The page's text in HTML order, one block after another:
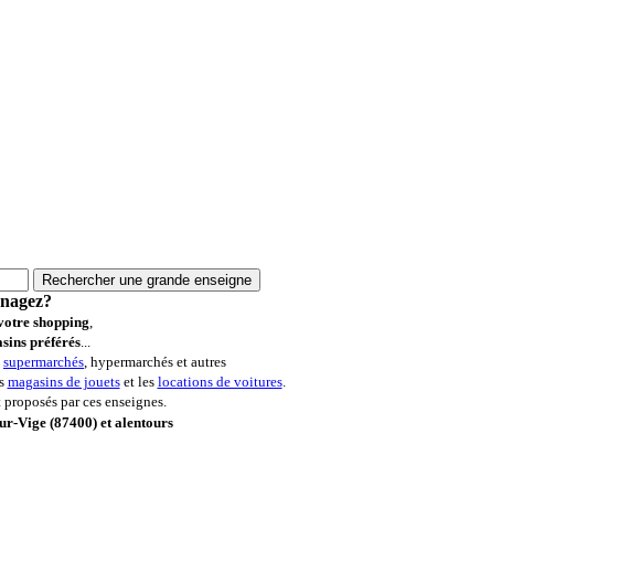
shopping,
préférés...
supermarchés, hypermarchés et autres
magasins de jouetset les locations de voitures.
par ces enseignes.
Vige (87400) et alentours